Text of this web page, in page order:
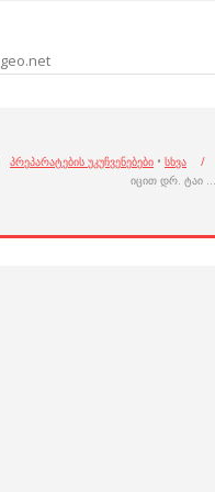
პრეპარატების უკუჩვენებები • სხვა
/
იცით დრ. ტაი …